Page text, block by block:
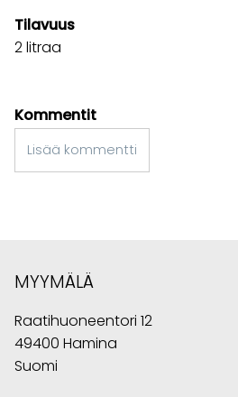
Tilavuus
2 litraa
Kommentit
Lisää kommentti
MYYMÄLÄ
Raatihuoneentori 12
49400 Hamina
Suomi